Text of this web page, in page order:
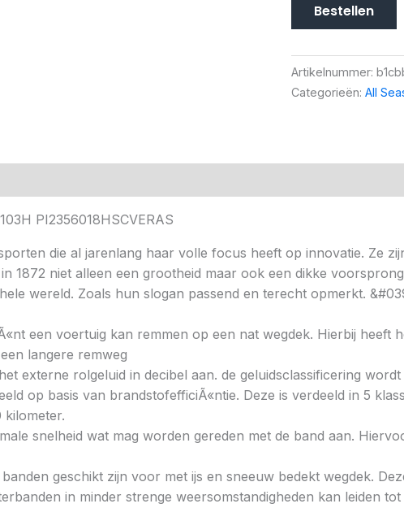
Bestellen
Artikelnummer:
Categorieën: All
PI2356018HSCVERAS
die al jarenlang haar volle focus heeft op innovatie. Ze
1872 niet alleen een grootheid maar ook een dikke
wereld. Zoals hun slogan passend en terecht opmerkt.
een voertuig kan remmen op een nat wegdek. Hierbij heeft
langere remweg
externe rolgeluid in decibel aan. de geluidsclassificering
op basis van brandstofefficiÃ«ntie. Deze is verdeeld in 5
kilometer.
snelheid wat mag worden gereden met de band aan.
geschikt zijn voor met ijs en sneeuw bedekt wegdek.
in minder strenge weersomstandigheden kan leiden